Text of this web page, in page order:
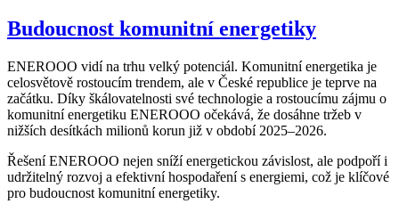
Budoucnost komunitní energetiky
ENEROOO vidí na trhu velký potenciál. Komunitní energetika je
celosvětově rostoucím trendem, ale v České republice je teprve na
začátku. Díky škálovatelnosti své technologie a rostoucímu zájmu o
komunitní energetiku ENEROOO očekává, že dosáhne tržeb v
nižších desítkách milionů korun již v období 2025–2026.
Řešení ENEROOO nejen sníží energetickou závislost, ale podpoří i
udržitelný rozvoj a efektivní hospodaření s energiemi, což je klíčové
pro budoucnost komunitní energetiky.